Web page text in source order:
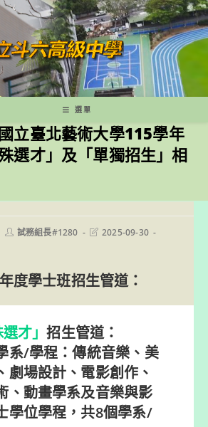
選單
立臺北藝術大學115學年
選才」及「單獨招生」相
Post試務組長#1280
Post2025-09-30
度學士班招生管道：
選才」招生管道：
系/學程：傳統音樂、美
劇場設計、電影創作、
、動畫學系及音樂與影
學位學程，共8個學系/